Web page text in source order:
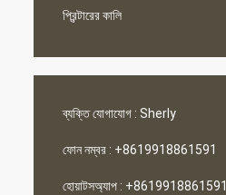
প্রিন্টারের কালি
ব্যক্তি যোগাযোগ : Sherly
ফোন নম্বর : +8619918861591
হোয়াটসঅ্যাপ : +8619918861591